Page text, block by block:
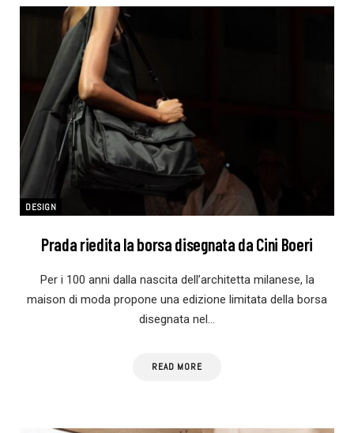
DESIGN
Prada riedita la borsa disegnata da Cini Boeri
Per i 100 anni dalla nascita dell’architetta milanese, la
maison di moda propone una edizione limitata della borsa
disegnata nel…
READ MORE